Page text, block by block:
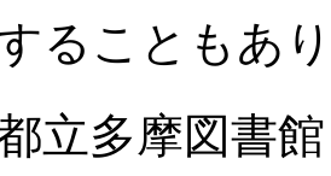
ることもあ
立多摩図書